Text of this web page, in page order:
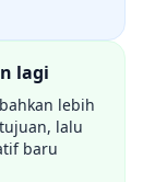
lagi
lebih
lalu
baru